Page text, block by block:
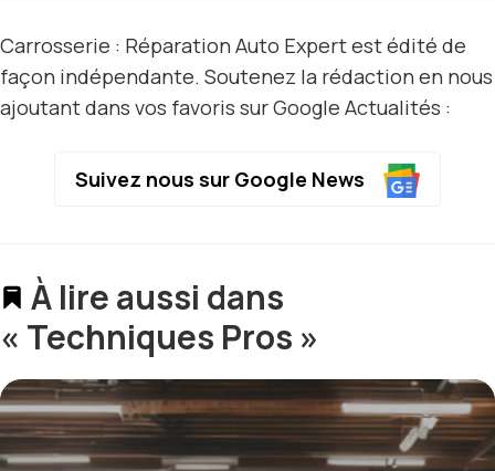
Carrosserie : Réparation Auto Expert est édité de
façon indépendante. Soutenez la rédaction en nous
ajoutant dans vos favoris sur Google Actualités :
Suivez nous sur Google News
À lire aussi dans
« Techniques Pros »